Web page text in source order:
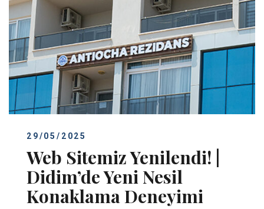
29/05/2025
Web Sitemiz Yenilendi! |
Didim’de Yeni Nesil
Konaklama Deneyimi